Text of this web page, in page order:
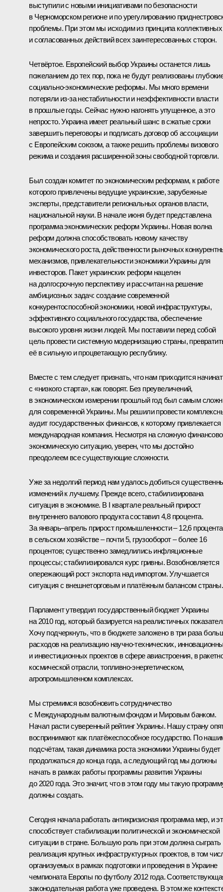
выступили с новыми инициативами по безопасности
в Черноморском регионе и по урегулированию
проблемы. При этом мы исходим из принципа коллективных
и согласованных действий всех заинтересованных сторон.
Четвёртое. Европейский выбор Украины останется лишь
пожеланием до тех пор, пока не будут реализованы
социально-экономические реформы. Мы много времени
потеряли из‑за нестабильности и неэффективности власти
в прошлые годы. Сейчас нужно нагонять упущенное, а это
непросто. Украина имеет реальный шанс в сжатые сроки
завершить переговоры и подписать договор об ассоциации
с Европейским союзом, а также решить проблемы визового
режима и создания расширенной зоны свободной торговли.
Был создан комитет по экономическим реформам, к работе
которого привлечены ведущие украинские, зарубежные
эксперты, представители региональных органов власти,
национальной науки. В начале июня будет представлена
программа экономических реформ Украины. Новая волна
реформ должна способствовать новому качеству
экономического роста, действенности рыночных
механизмов, привлекательности экономики Украины для
инвесторов. Пакет украинских реформ нацелен
на долгосрочную перспективу и рассчитан на решение
амбициозных задач: создание современной
конкурентоспособной экономики, новой инфраструктуры,
эффективного социального государства, обеспечение
высокого уровня жизни людей. Мы поставили перед собой
цель провести системную модернизацию страны,
её в сильную и процветающую республику.
Вместе с тем следует признать, что нам приходится
с «низкого старта», как говорят. Без преувеличений,
в экономическом измерении прошлый год был самым
для современной Украины. Мы решили провести
аудит государственных финансов, к которому привлекается
международная компания. Несмотря на сложную
экономическую ситуацию, уверен, что мы достойно
преодолеем все существующие сложности.
Уже за недолгий период нам удалось добиться
изменений к лучшему. Прежде всего, стабилизирована
ситуация в экономике. В I квартале реальный прирост
внутреннего валового продукта составил 4,8 процента.
За январь–апрель прирост промышленности – 12,6
в сельском хозяйстве – почти 5, грузооборот – более 16
процентов; существенно замедлились инфляционные
процессы; стабилизировался курс гривны. Возобновляется
опережающий рост экспорта над импортом. Улучшается
ситуация с внешнеторговым и платёжным балансом страны.
Парламент утвердил государственный бюджет Украины
на 2010 год, который базируется на реалистичных
Хочу подчеркнуть, что в бюджете заложено в три раза
расходов на реализацию научно-технических,
и инвестиционных проектов в сфере авиастроения, в
космической отрасли, топливно-энергетическом,
агропромышленном комплексах.
Мы стремимся возобновить сотрудничество
с Международным валютным фондом и Мировым банком.
Начал расти суверенный рейтинг Украины. Нашу страну
воспринимают как платёжеспособное государство. По
подсчётам, такая динамика роста экономики Украины будет
продолжаться до конца года, а следующий год мы должны
начать в рамках работы программы развития Украины
до 2020 года. Это значит, что в этом году мы такую
должны создать.
Сегодня начала работать антикризисная программа мер, и
способствует стабилизации политической и экономической
ситуации в стране. Большую роль при этом должна сыграть
реализация крупных инфраструктурных проектов, в том
организуемых в рамках подготовки и проведения в Украине
чемпионата Европы по футболу 2012 года.
законодательная работа уже проведена. В этом же